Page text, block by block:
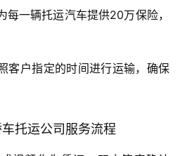
每一辆托运汽车提供20万保险，
客户指定的时间进行运输，确保
托运公司服务流程